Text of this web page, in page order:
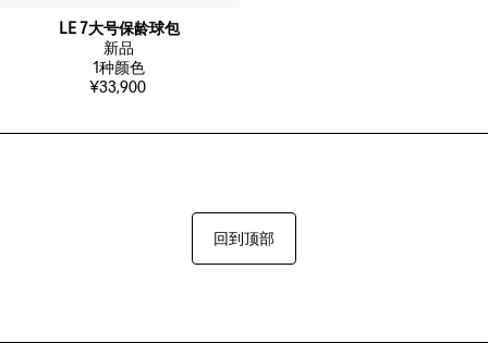
LE 7大号保龄球包
新品
1种颜色
¥33,900
回到顶部